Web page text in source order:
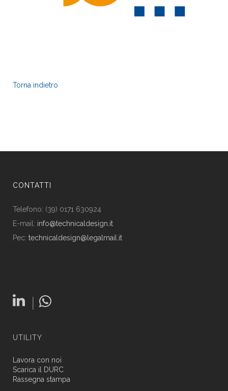
Torna indietro
CONTATTI
Telefono: (39) 0171 630924
E-mail: info@technicaldesign.it
Pec: technicaldesign@legalmail.it
|
UTILITY
Lavora con noi
Scarica il DURC
Rassegna stampa